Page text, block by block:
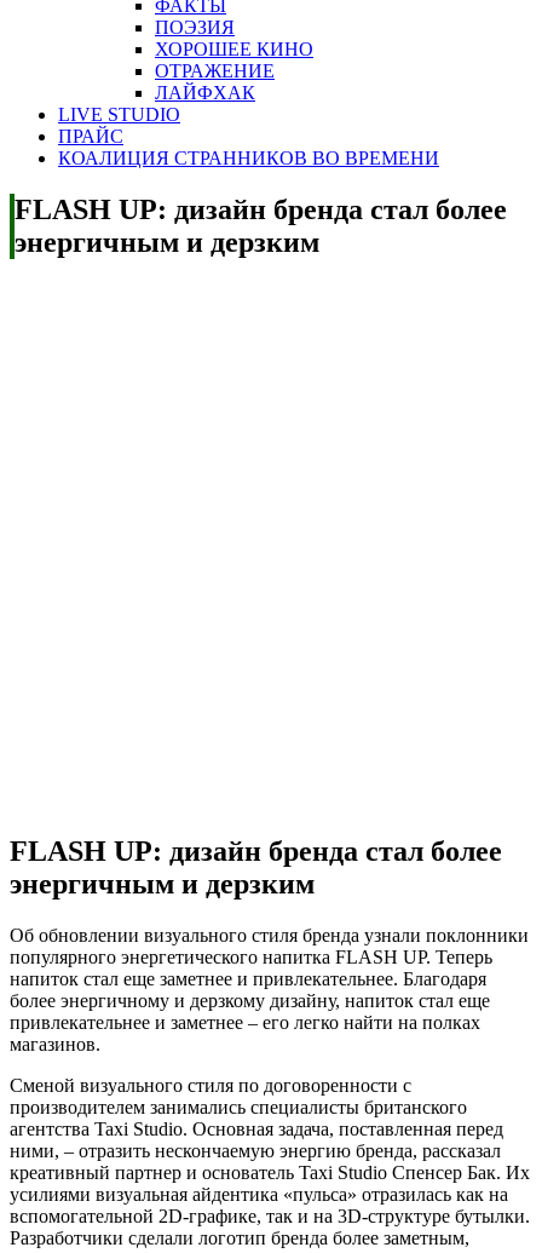
ФАКТЫ
ПОЭЗИЯ
ХОРОШЕЕ КИНО
ОТРАЖЕНИЕ
ЛАЙФХАК
LIVE STUDIO
ПРАЙС
КОАЛИЦИЯ СТРАННИКОВ ВО ВРЕМЕНИ
FLASH UP: дизайн бренда стал более
энергичным и дерзким
FLASH UP: дизайн бренда стал более
энергичным и дерзким
Об обновлении визуального стиля бренда узнали поклонники
популярного энергетического напитка FLASH UP. Теперь
напиток стал еще заметнее и привлекательнее. Благодаря
более энергичному и дерзкому дизайну, напиток стал еще
привлекательнее и заметнее – его легко найти на полках
магазинов.
Сменой визуального стиля по договоренности с
производителем занимались специалисты британского
агентства Taxi Studio. Основная задача, поставленная перед
ними, – отразить нескончаемую энергию бренда, рассказал
креативный партнер и основатель Taxi Studio Спенсер Бак. Их
усилиями визуальная айдентика «пульса» отразилась как на
вспомогательной 2D-графике, так и на 3D-структуре бутылки.
Разработчики сделали логотип бренда более заметным,